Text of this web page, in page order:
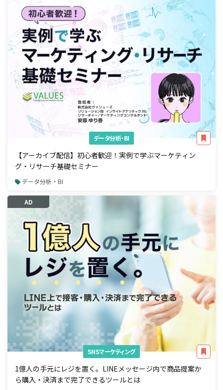
データ分析・BI
【アーカイブ配信】初心者歓迎！実例で学ぶマーケティン
グ・リサーチ基礎セミナー
データ分析・BI
AD
SNSマーケティング
1億人の手元にレジを置く。LINEメッセージ内で商品提案か
ら購入・決済まで完了できるツールとは